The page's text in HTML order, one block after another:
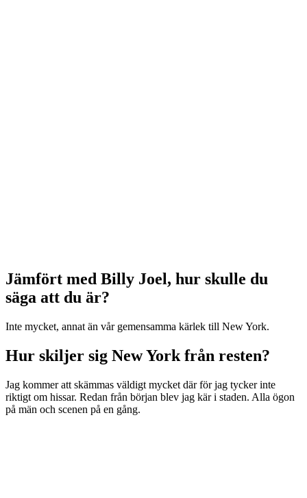
Jämfört med Billy Joel, hur skulle du
säga att du är?
Inte mycket, annat än vår gemensamma kärlek till New York.
Hur skiljer sig New York från resten?
Jag kommer att skämmas väldigt mycket där för jag tycker inte
riktigt om hissar. Redan från början blev jag kär i staden. Alla ögon
på män och scenen på en gång.